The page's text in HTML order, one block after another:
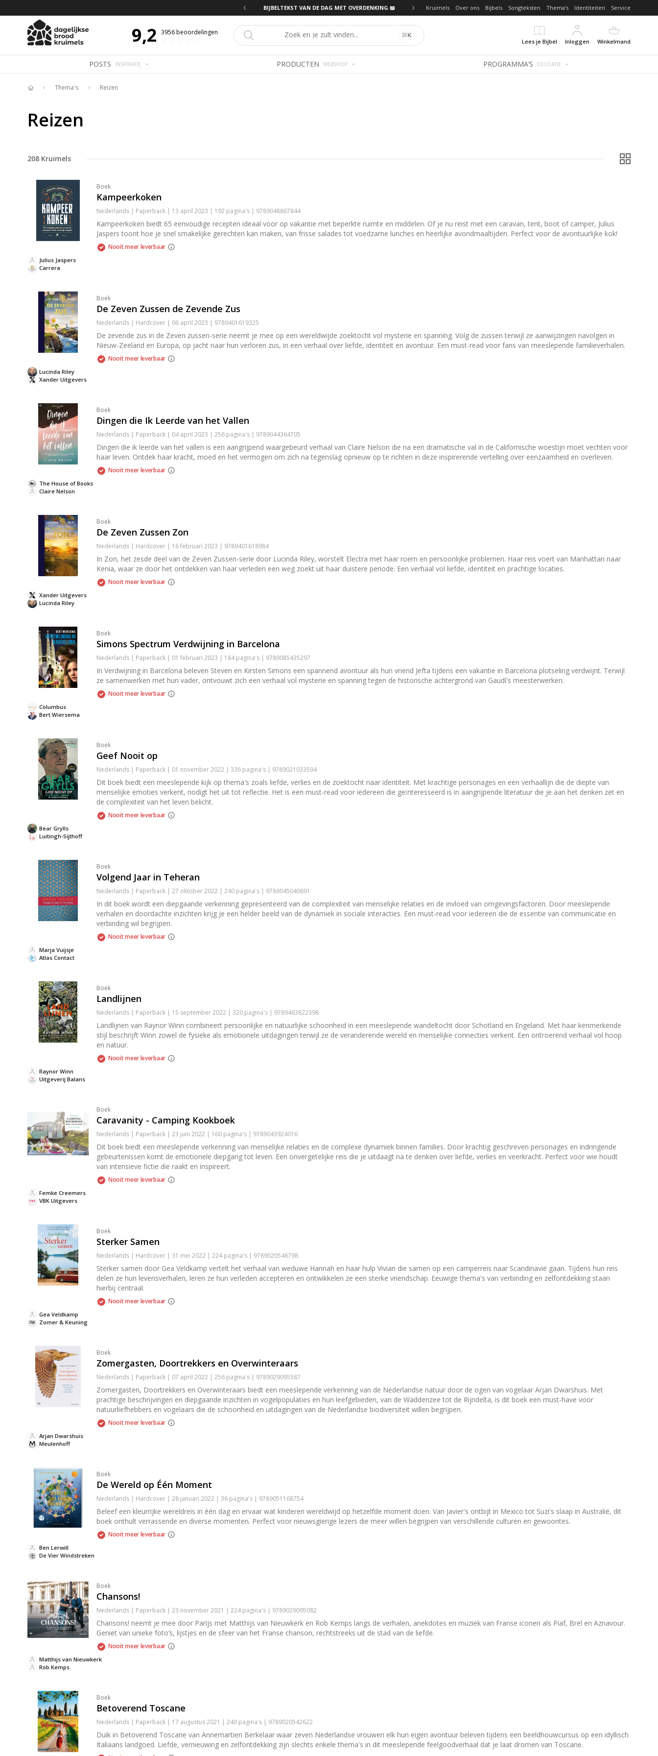
BIJBELTEKST VAN DE DAG MET OVERDENKING 📖 Kruimels Over ons Bijbels Songteksten Thema's Identiteiten Service
9,2 3956beoordelingen ⌘K
Lees je Bijbel
Inloggen Winkelmand
POSTS INSPIRATIE PRODUCTEN WEBSHOP PROGRAMMA’S EDUCATIE
Thema's Reizen
Reizen
208 Kruimels
Boek
Kampeerkoken
Nederlands | Paperback | 13 april 2023 | 192 pagina's | 9789048867844
Kampeerkoken biedt 65 eenvoudige recepten ideaal voor op vakantie met beperkte ruimte en middelen. Of je nu reist met een caravan, tent, boot of camper, Julius
Jaspers toont hoe je snel smakelijke gerechten kan maken, van frisse salades tot voedzame lunches en heerlijke avondmaaltijden. Perfect voor de avontuurlijke kok!
Nooit meer leverbaar
Carrera
Julius Jaspers
Boek
De Zeven Zussen de Zevende Zus
Nederlands | Hardcover | 06 april 2023 | 9789401619325
De zevende zus in de Zeven zussen-serie neemt je mee op een wereldwijde zoektocht vol mysterie en spanning. Volg de zussen terwijl ze aanwijzingen navolgen in
Nieuw-Zeeland en Europa, op jacht naar hun verloren zus, in een verhaal over liefde, identiteit en avontuur. Een must-read voor fans van meeslepende familieverhalen.
Nooit meer leverbaar
Xander Uitgevers
Lucinda Riley
Boek
Dingen die Ik Leerde van het Vallen
Nederlands | Paperback | 04 april 2023 | 256 pagina's | 9789044364705
Dingen die ik leerde van het vallen is een aangrijpend waargebeurd verhaal van Claire Nelson die na een dramatische val in de Californische woestijn moet vechten voor
haar leven. Ontdek haar kracht, moed en het vermogen om zich na tegenslag opnieuw op te richten in deze inspirerende vertelling over eenzaamheid en overleven.
Nooit meer leverbaar
Claire Nelson
The House of Books
Boek
De Zeven Zussen Zon
Nederlands | Hardcover | 16 februari 2023 | 9789401618984
In Zon, het zesde deel van de Zeven Zussen-serie door Lucinda Riley, worstelt Electra met haar roem en persoonlijke problemen. Haar reis voert van Manhattan naar
Kenia, waar ze door het ontdekken van haar verleden een weg zoekt uit haar duistere periode. Een verhaal vol liefde, identiteit en prachtige locaties.
Nooit meer leverbaar
Lucinda Riley
Xander Uitgevers
Boek
Simons Spectrum Verdwijning in Barcelona
Nederlands | Paperback | 01 februari 2023 | 184 pagina's | 9789085435297
In Verdwijning in Barcelona beleven Steven en Kirsten Simons een spannend avontuur als hun vriend Jefta tijdens een vakantie in Barcelona plotseling verdwijnt. Terwijl
ze samenwerken met hun vader, ontvouwt zich een verhaal vol mysterie en spanning tegen de historische achtergrond van Gaudí's meesterwerken.
Nooit meer leverbaar
Bert Wiersema
Columbus
Boek
Geef Nooit op
Nederlands | Paperback | 01 november 2022 | 336 pagina's | 9789021033594
Dit boek biedt een meeslepende kijk op thema's zoals liefde, verlies en de zoektocht naar identiteit. Met krachtige personages en een verhaallijn die de diepte van
menselijke emoties verkent, nodigt het uit tot reflectie. Het is een must-read voor iedereen die geïnteresseerd is in aangrijpende literatuur die je aan het denken zet en
de complexiteit van het leven belicht.
Nooit meer leverbaar
Luitingh-Sijthoff
Bear Grylls
Boek
Volgend Jaar in Teheran
Nederlands | Paperback | 27 oktober 2022 | 240 pagina's | 9789045040691
In dit boek wordt een diepgaande verkenning gepresenteerd van de complexiteit van menselijke relaties en de invloed van omgevingsfactoren. Door meeslepende
verhalen en doordachte inzichten krijg je een helder beeld van de dynamiek in sociale interacties. Een must-read voor iedereen die de essentie van communicatie en
verbinding wil begrijpen.
Nooit meer leverbaar
Atlas Contact
Marja Vuijsje
Boek
Landlijnen
Nederlands | Paperback | 15 september 2022 | 320 pagina's | 9789463822398
Landlijnen van Raynor Winn combineert persoonlijke en natuurlijke schoonheid in een meeslepende wandeltocht door Schotland en Engeland. Met haar kenmerkende
stijl beschrijft Winn zowel de fysieke als emotionele uitdagingen terwijl ze de veranderende wereld en menselijke connecties verkent. Een ontroerend verhaal vol hoop
en natuur.
Nooit meer leverbaar
Uitgeverij Balans
Raynor Winn
Boek
Caravanity - Camping Kookboek
Nederlands | Paperback | 23 juni 2022 | 160 pagina's | 9789043924016
Dit boek biedt een meeslepende verkenning van menselijke relaties en de complexe dynamiek binnen families. Door krachtig geschreven personages en indringende
gebeurtenissen komt de emotionele diepgang tot leven. Een onvergetelijke reis die je uitdaagt na te denken over liefde, verlies en veerkracht. Perfect voor wie houdt
van intensieve fictie die raakt en inspireert.
Nooit meer leverbaar
VBK Uitgevers
Femke Creemers
Boek
Sterker Samen
Nederlands | Hardcover | 31 mei 2022 | 224 pagina's | 9789020546798
Sterker samen door Gea Veldkamp vertelt het verhaal van weduwe Hannah en haar hulp Vivian die samen op een camperreis naar Scandinavië gaan. Tijdens hun reis
delen ze hun levensverhalen, leren ze hun verleden accepteren en ontwikkelen ze een sterke vriendschap. Eeuwige thema's van verbinding en zelfontdekking staan
hierbij centraal.
Nooit meer leverbaar
Zomer & Keuning
Gea Veldkamp
Boek
Zomergasten, Doortrekkers en Overwinteraars
Nederlands | Paperback | 07 april 2022 | 256 pagina's | 9789029095587
Zomergasten, Doortrekkers en Overwinteraars biedt een meeslepende verkenning van de Nederlandse natuur door de ogen van vogelaar Arjan Dwarshuis. Met
prachtige beschrijvingen en diepgaande inzichten in vogelpopulaties en hun leefgebieden, van de Waddenzee tot de Rijndelta, is dit boek een must-have voor
natuurliefhebbers en vogelaars die de schoonheid en uitdagingen van de Nederlandse biodiversiteit willen begrijpen.
Nooit meer leverbaar
Meulenhoff
Arjan Dwarshuis
Boek
De Wereld op Één Moment
Nederlands | Hardcover | 28 januari 2022 | 36 pagina's | 9789051168754
Beleef een kleurrijke wereldreis in één dag en ervaar wat kinderen wereldwijd op hetzelfde moment doen. Van Javier's ontbijt in Mexico tot Suzi's slaap in Australië, dit
boek onthult verrassende en diverse momenten. Perfect voor nieuwsgierige lezers die meer willen begrijpen van verschillende culturen en gewoontes.
Nooit meer leverbaar
De Vier Windstreken
Ben Lerwill
Boek
Chansons!
Nederlands | Paperback | 23 november 2021 | 224 pagina's | 9789029095082
Chansons! neemt je mee door Parijs met Matthijs van Nieuwkerk en Rob Kemps langs de verhalen, anekdotes en muziek van Franse iconen als Piaf, Brel en Aznavour.
Geniet van unieke foto’s, lijstjes en de sfeer van het Franse chanson, rechtstreeks uit de stad van de liefde.
Nooit meer leverbaar
Rob Kemps
Matthijs van Nieuwkerk
Boek
Betoverend Toscane
Nederlands | Paperback | 17 augustus 2021 | 240 pagina's | 9789020542622
Duik in Betoverend Toscane van Annemartien Berkelaar waar zeven Nederlandse vrouwen elk hun eigen avontuur beleven tijdens een beeldhouwcursus op een idyllisch
Italiaans landgoed. Liefde, vernieuwing en zelfontdekking zijn slechts enkele thema's in dit meeslepende feelgoodverhaal dat je laat dromen van Toscane.